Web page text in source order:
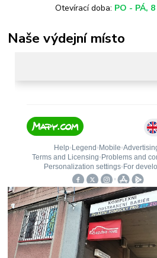
Otevírací doba: PO - PÁ,
Naše výdejní místo